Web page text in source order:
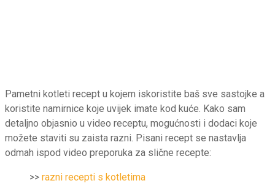
Pametni kotleti recept u kojem iskoristite baš sve sastojke a
koristite namirnice koje uvijek imate kod kuće. Kako sam
detaljno objasnio u video receptu, mogućnosti i dodaci koje
možete staviti su zaista razni. Pisani recept se nastavlja
odmah ispod video preporuka za slične recepte:
>> razni recepti s kotletima